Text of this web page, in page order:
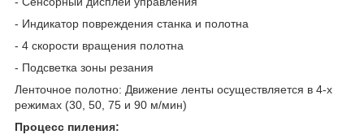
- Индикатор повреждения станка и полотна
- 4 скорости вращения полотна
- Подсветка зоны резания
Ленточное полотно: Движение ленты осуществляется в 4-х
режимах (30, 50, 75 и 90 м/мин)
Процесс пиления: